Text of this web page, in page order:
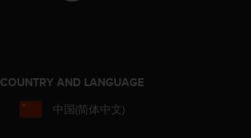
COUNTRY AND LANGUAGE
中国(简体中文)